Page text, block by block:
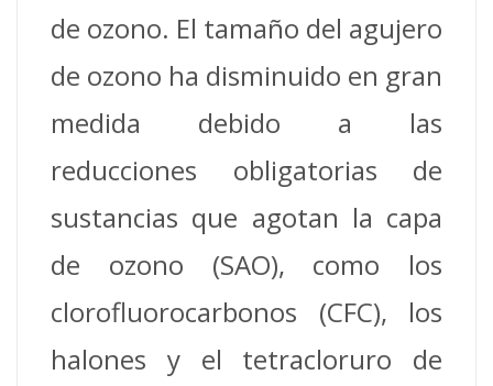
de ozono. El tamaño del agujero
de ozono ha disminuido en gran
medida debido a las
reducciones obligatorias de
sustancias que agotan la capa
de ozono (SAO), como los
clorofluorocarbonos (CFC), los
halones y el tetracloruro de